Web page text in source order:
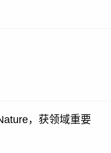
，获领域重要